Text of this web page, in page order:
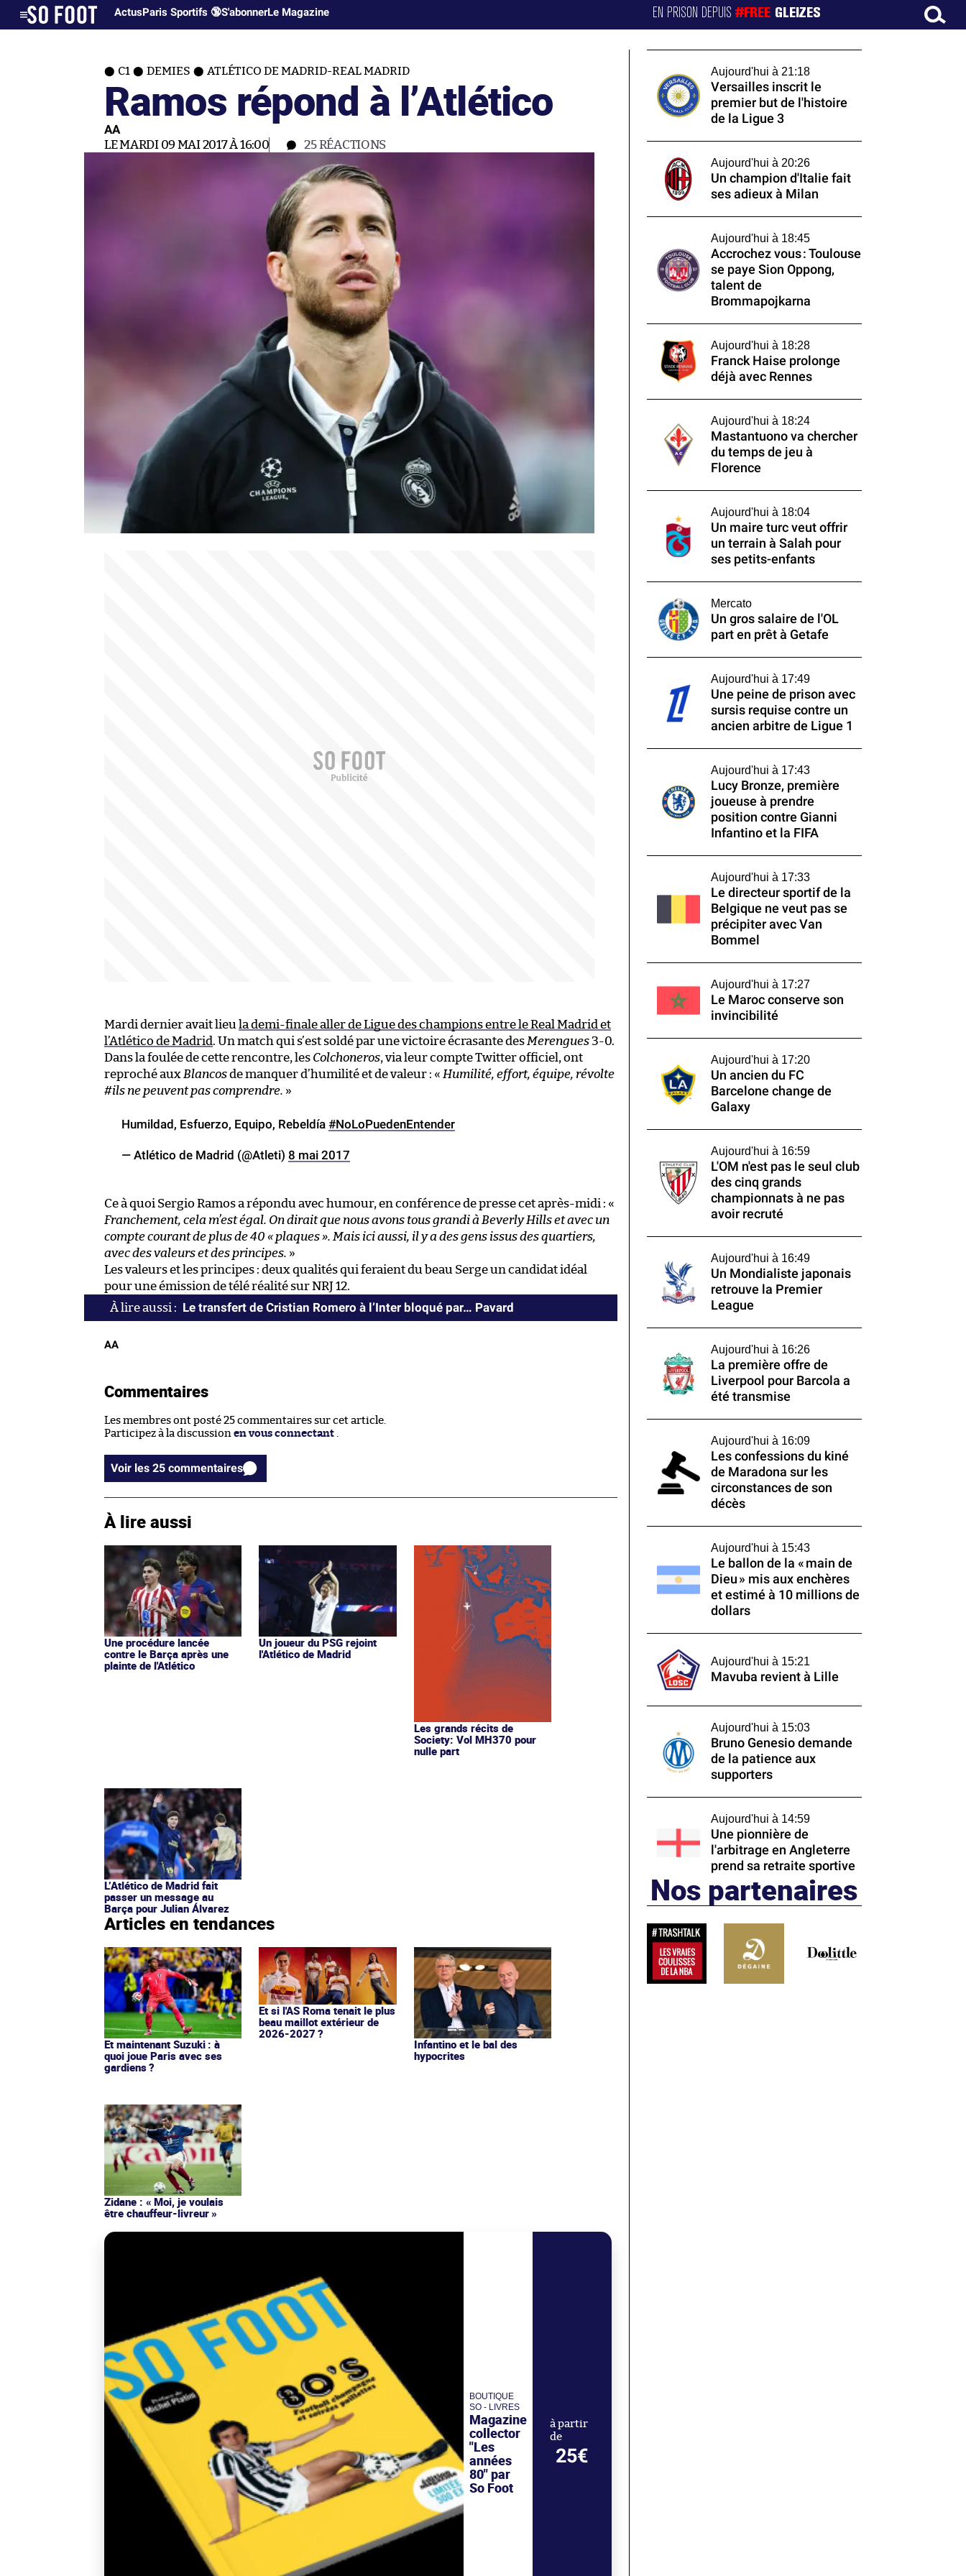
ActusParis Sportifs 🔞S'abonnerLe Magazine EN PRISON DEPUIS#FREE GLEIZES
C1 DEMIES ATLÉTICO DE MADRID-REAL MADRID
Ramos répond à l’Atlético
AA
LE MARDI 09 MAI 2017 À 16:00 25RÉACTIONS
Mardi dernier avait lieu la demi-finale aller de Ligue des champions entre le Real Madrid et
l’Atlético de Madrid . Un match qui s’est soldé par une victoire écrasante des Merengues3-0.
Dans la foulée de cette rencontre, les Colchoneros, via leur compte Twitter officiel, ont
reproché aux Blancosde manquer d’humilité et de valeur : « Humilité, effort, équipe, révolte
#ils ne peuvent pas comprendre. »
Humildad, Esfuerzo, Equipo, Rebeldía #NoLoPuedenEntender
— Atlético de Madrid (@Atleti) 8 mai 2017
Ce à quoi Sergio Ramos a répondu avec humour, en conférence de presse cet après-midi : «
Franchement, cela m’est égal. On dirait que nous avons tous grandi à Beverly Hills et avec un
compte courant de plus de 40 « plaques ». Mais ici aussi, il y a des gens issus des quartiers,
avec des valeurs et des principes. »
Les valeurs et les principes : deux qualités qui feraient du beau Serge un candidat idéal
pour une émission de télé réalité sur NRJ 12.
Le transfert de Cristian Romero à l’Inter bloqué par… Pavard
AA
Commentaires
Les membres ont posté 25 commentaires sur cet article.
Participez à la discussion en vous connectant .
Voir les 25 commentaires
À lire aussi
Une procédure lancée
contre le Barça après une
plainte de l'Atlético
Un joueur du PSG rejoint
l'Atlético de Madrid
Les grands récits de
Society: Vol MH370 pour
nulle part
L’Atlético de Madrid fait
passer un message au
Barça pour Julian Álvarez
Articles en tendances
Et maintenant Suzuki : à
quoi joue Paris avec ses
gardiens ?
Et si l'AS Roma tenait le plus
beau maillot extérieur de
2026-2027 ?
Infantino et le bal des
hypocrites
Zidane : « Moi, je voulais
être chauffeur-livreur »
BOUTIQUE
SO - LIVRES
Magazine
collector
"Les
années
80" par
So Foot
à partir
de
25€
Aujourd'hui à 21:18
Versailles inscrit le
premier but de l'histoire
de la Ligue 3
Aujourd'hui à 20:26
Un champion d'Italie fait
ses adieux à Milan
Aujourd'hui à 18:45
Accrochez vous : Toulouse
se paye Sion Oppong,
talent de
Brommapojkarna
Aujourd'hui à 18:28
Franck Haise prolonge
déjà avec Rennes
Aujourd'hui à 18:24
Mastantuono va chercher
du temps de jeu à
Florence
Aujourd'hui à 18:04
Un maire turc veut offrir
un terrain à Salah pour
ses petits-enfants
Mercato
Un gros salaire de l'OL
part en prêt à Getafe
Aujourd'hui à 17:49
Une peine de prison avec
sursis requise contre un
ancien arbitre de Ligue 1
Aujourd'hui à 17:43
Lucy Bronze, première
joueuse à prendre
position contre Gianni
Infantino et la FIFA
Aujourd'hui à 17:33
Le directeur sportif de la
Belgique ne veut pas se
précipiter avec Van
Bommel
Aujourd'hui à 17:27
Le Maroc conserve son
invincibilité
Aujourd'hui à 17:20
Un ancien du FC
Barcelone change de
Galaxy
Aujourd'hui à 16:59
L'OM n'est pas le seul club
des cinq grands
championnats à ne pas
avoir recruté
Aujourd'hui à 16:49
Un Mondialiste japonais
retrouve la Premier
League
Aujourd'hui à 16:26
La première offre de
Liverpool pour Barcola a
été transmise
Aujourd'hui à 16:09
Les confessions du kiné
de Maradona sur les
circonstances de son
décès
Aujourd'hui à 15:43
Le ballon de la « main de
Dieu » mis aux enchères
et estimé à 10 millions de
dollars
Aujourd'hui à 15:21
Mavuba revient à Lille
Aujourd'hui à 15:03
Bruno Genesio demande
de la patience aux
supporters
Aujourd'hui à 14:59
Une pionnière de
l'arbitrage en Angleterre
prend sa retraite sportive
Nos partenaires